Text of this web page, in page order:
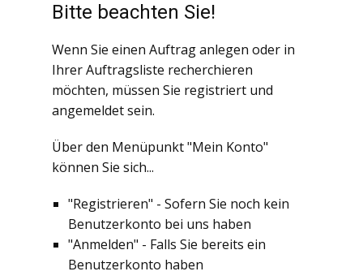
Bitte beachten Sie!
Wenn Sie einen Auftrag anlegen oder in
Ihrer Auftragsliste recherchieren
möchten, müssen Sie registriert und
angemeldet sein.
Über den Menüpunkt "Mein Konto"
können Sie sich...
"Registrieren" - Sofern Sie noch kein
Benutzerkonto bei uns haben
"Anmelden" - Falls Sie bereits ein
Benutzerkonto haben